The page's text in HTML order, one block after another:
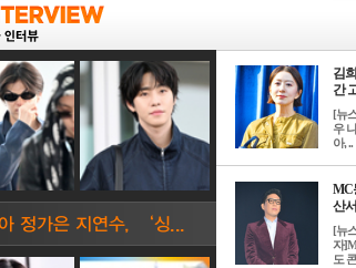
김
간
[뉴
우
아, ..
MC
산
[뉴
자
도